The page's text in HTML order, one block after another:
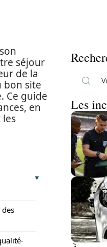
séjour
de la
bon site
Ce guide
en
les
Les